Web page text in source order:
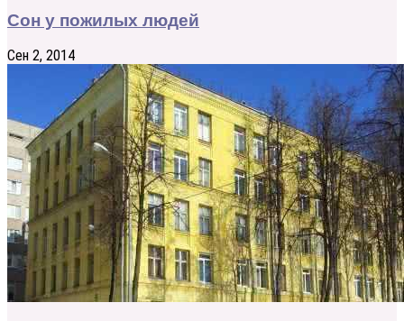
Сон у пожилых людей
Сен 2, 2014